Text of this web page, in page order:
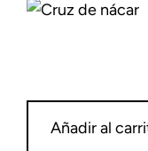
Añadir al